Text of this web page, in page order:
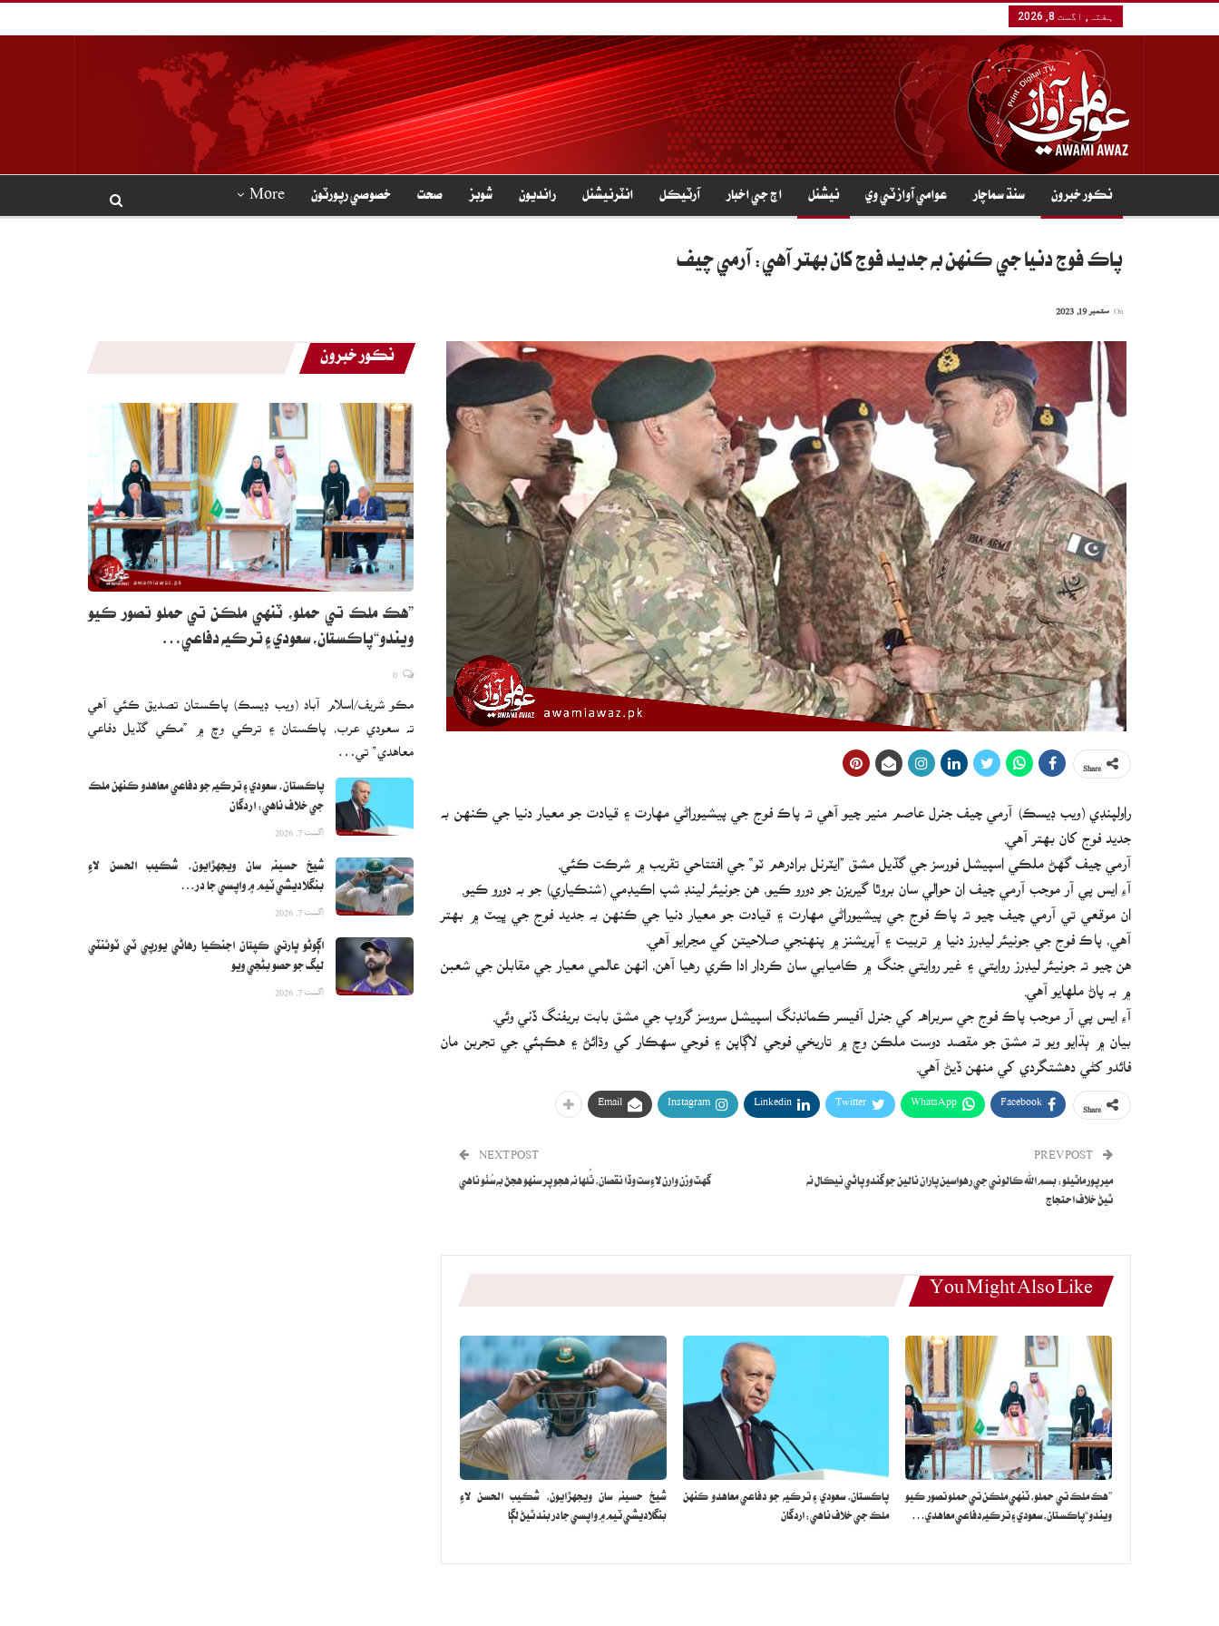
ہفتہ, اگست 8, 2026
نڪور خبرون سنڌ سماچار عوامي آواز ٽي وي نيشنل اڄ جي اخبار آرٽيڪل انٽرنيشنل رانديون شوبز صحت خصوصي رپورٽون More
پاڪ فوج دنيا جي ڪنهن به جديد فوج کان بهتر آهي: آرمي چيف
راولپنڊي (ويب ڊيسڪ) آرمي چيف جنرل عاصم منير چيو آهي ته پاڪ فوج جي پيشيوراڻي مهارت ۽ قيادت جو معيار دنيا جي ڪنهن به
جديد فوج کان بهتر آهي.
آرمي چيف گهڻ ملڪي اسپيشل فورسز جي گڏيل مشق ”ايٽرنل برادرهم ٽو“ جي افتتاحي تقريب ۾ شرڪت ڪئي.
آءِ ايس پي آر موجب آرمي چيف ان حوالي سان بروٿا گيريزن جو دورو ڪيو، هن جونيئر لينڊ شپ اڪيڊمي (شنڪياري) جو به دورو ڪيو.
ان موقعي تي آرمي چيف چيو ته پاڪ فوج جي پيشيوراڻي مهارت ۽ قيادت جو معيار دنيا جي ڪنهن به جديد فوج جي ڀيٽ ۾ بهتر
آهي، پاڪ فوج جي جونيئر ليڊرز دنيا ۾ تربيت ۽ آپريشنز ۾ پنهنجي صلاحيتن کي مڃرايو آهي.
هن چيو ته جونيئر ليڊرز روايتي ۽ غير روايتي جنگ ۾ ڪاميابي سان ڪردار ادا ڪري رهيا آهن، انهن عالمي معيار جي مقابلن جي شعبن
۾ به پاڻ ملهايو آهي.
آءِ ايس پي آر موجب پاڪ فوج جي سربراهه کي جنرل آفيسر ڪمانڊنگ اسپيشل سروسز گروپ جي مشق بابت بريفنگ ڏني وئي.
بيان ۾ ٻڌايو ويو ته مشق جو مقصد دوست ملڪن وچ ۾ تاريخي فوجي لاڳاپن ۽ فوجي سهڪار کي وڌائڻ ۽ هڪٻئي جي تجربن مان
فائدو کڻي دهشتگردي کي منهن ڏيڻ آهي.
Facebook
WhatsApp
Twitter
Linkedin
Instagram
Email
ميرپور ماٿيلو: بسم الله ڪالوني جي رهواسين پاران نالين جو گندو پاڻي نيڪال نه
ٿيڻ خلاف احتجاج
NEXT POST
گهٽ وزن وارن لاءِ ست وڏا نقصان، ٿُلها نه هجو پر سنهو هجڻ به سُٺو ناهي
You Might Also Like
”هڪ ملڪ تي حملو، ٽنهي ملڪن تي حملو تصور ڪيو
ويندو“پاڪستان، سعودي ۽ ترڪيه دفاعي معاهدي…
پاڪستان، سعودي ۽ ترڪيه جو دفاعي معاهدو ڪنهن
ملڪ جي خلاف ناهي: اردگان
شيخ حسينه سان ويجهڙايون، شڪيب الحسن لاءِ
بنگلاديشي ٽيم ۾ واپسي جا در بند ٿيڻ لڳا
نڪور خبرون
”هڪ ملڪ تي حملو، ٽنهي ملڪن تي حملو تصور ڪيو
ويندو“پاڪستان، سعودي ۽ ترڪيه دفاعي…
مڪو شريف/اسلام آباد (ويب ڊيسڪ) پاڪستان تصديق ڪئي آهي
ته سعودي عرب، پاڪستان ۽ ترڪي وچ ۾ ”مڪي گڏيل دفاعي
معاهدي“ تي…
پاڪستان، سعودي ۽ ترڪيه جو دفاعي معاهدو ڪنهن ملڪ
جي خلاف ناهي: اردگان
اگست 7, 2026
شيخ حسينه سان ويجهڙايون، شڪيب الحسن لاءِ
بنگلاديشي ٽيم ۾ واپسي جا در…
اگست 7, 2026
اڳوڻو ڀارتي ڪپتان اجنڪيا رهاڻي يورپي ٽي ٽوئنٽي
ليگ جو حصو بڻجي ويو
اگست 7, 2026